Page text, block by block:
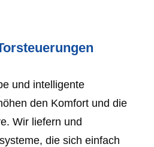
und intelligente
den Komfort und die
Wir liefern und
die sich einfach